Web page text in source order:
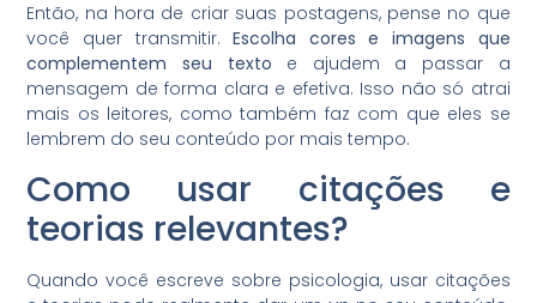
Então, na hora de criar suas postagens, pense no que
você quer transmitir.Escolha cores e imagens que
complementem seu texto e ajudem a passar a
mensagem de forma clara e efetiva. Isso não só atrai
mais os leitores, como também faz com que eles se
lembrem do seu conteúdo por mais tempo.
Como usar citações e
teorias relevantes?
Quando você escreve sobre psicologia, usar citações